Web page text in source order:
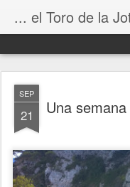
... el Toro de la
SEP
21 Una